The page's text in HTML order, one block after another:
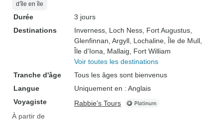
d'île en île
Durée
3 jours
Destinations
Inverness , Loch Ness , Fort Augustus
Glenfinnan , Argyll , Lochaline , Île de Mull
Île d'Iona , Mallaig , Fort William
Voir toutes les destinations
Tranche d'âge
Tous les âges sont bienvenus
Langue
Uniquement en : Anglais
Voyagiste
Rabbie's Tours
À partir de